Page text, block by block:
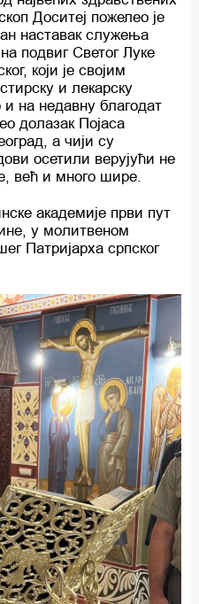
Доситеј пожелео је
наставак служења
подвиг Светог Луке
који је својим
и лекарску
и на недавну благодат
долазак Појаса
а чији су
осетили верујући не
већ и много шире.
академије први пут
у молитвеном
Патријарха српског